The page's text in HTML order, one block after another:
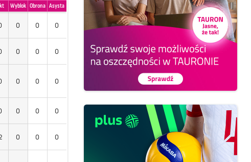
Wyblok Obrona Asysta
0 0 0
0 0 0
0 0 0
0 0 0
0 0 0